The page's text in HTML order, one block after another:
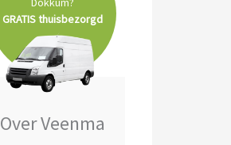
Tuin- & Park machines
Zitmaaiers
GRATIS thuisbezorgd
Over Veenma